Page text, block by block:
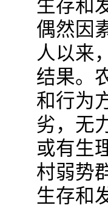
生存和
偶然因
人以来
结果。
和行为
劣，无
或有生
村弱势
生存和